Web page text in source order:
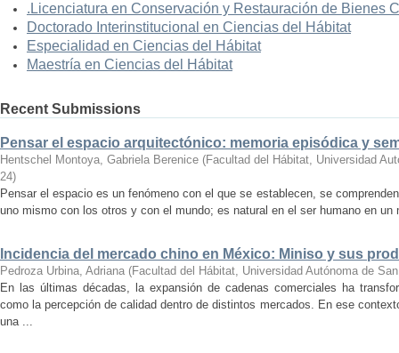
.Licenciatura en Conservación y Restauración de Bienes
Doctorado Interinstitucional en Ciencias del Hábitat
Especialidad en Ciencias del Hábitat
Maestría en Ciencias del Hábitat
Recent Submissions
Pensar el espacio arquitectónico: memoria episódica y
Hentschel Montoya, Gabriela Berenice (Facultad del Hábitat, Universidad
24)
Pensar el espacio es un fenómeno con el que se establecen, se
uno mismo con los otros y con el mundo; es natural en el ser humano en
Incidencia del mercado chino en México: Miniso y sus
Pedroza Urbina, Adriana (Facultad del Hábitat, Universidad Autónoma de
En las últimas décadas, la expansión de cadenas comerciales ha
como la percepción de calidad dentro de distintos mercados. En ese
una ...